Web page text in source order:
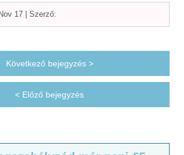
17 | Szerző:
Következő bejegyzés >
< Előző bejegyzés